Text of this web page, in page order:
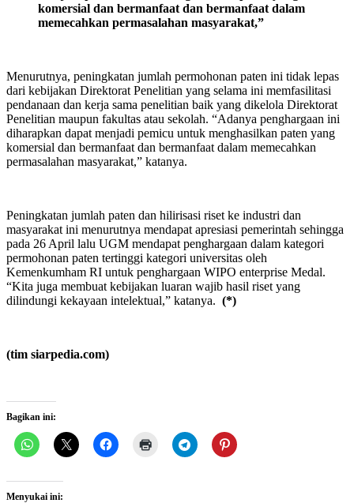
komersial dan bermanfaat dan bermanfaat dalam
memecahkan permasalahan masyarakat,”
Menurutnya, peningkatan jumlah permohonan paten ini tidak lepas
dari kebijakan Direktorat Penelitian yang selama ini memfasilitasi
pendanaan dan kerja sama penelitian baik yang dikelola Direktorat
Penelitian maupun fakultas atau sekolah. “Adanya penghargaan ini
diharapkan dapat menjadi pemicu untuk menghasilkan paten yang
komersial dan bermanfaat dan bermanfaat dalam memecahkan
permasalahan masyarakat,” katanya.
Peningkatan jumlah paten dan hilirisasi riset ke industri dan
masyarakat ini menurutnya mendapat apresiasi pemerintah sehingga
pada 26 April lalu UGM mendapat penghargaan dalam kategori
permohonan paten tertinggi kategori universitas oleh
Kemenkumham RI untuk penghargaan WIPO enterprise Medal.
“Kita juga membuat kebijakan luaran wajib hasil riset yang
dilindungi kekayaan intelektual,” katanya. (*)
(tim siarpedia.com)
Bagikan ini:
Menyukai ini: